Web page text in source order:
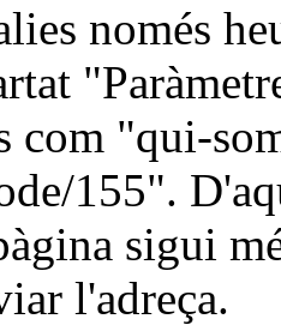
només
com "qui-
155".
sigui
l'adreça.